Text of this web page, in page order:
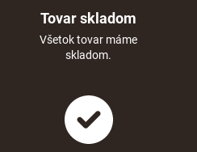
Tovar skladom
Všetok tovar máme
skladom.